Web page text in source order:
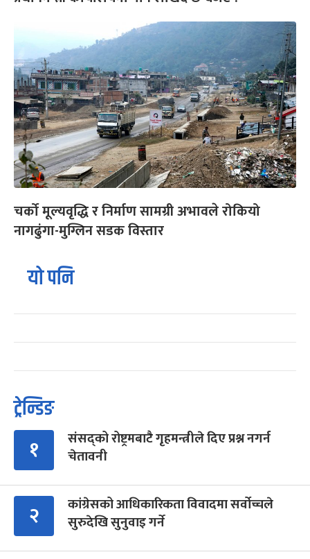
चर्को मूल्यवृद्धि र निर्माण सामग्री अभावले रोकियो
नागढुंगा-मुग्लिन सडक विस्तार
यो पनि
ट्रेन्डिङ
१
संसद्को रोष्ट्रमबाटै गृहमन्त्रीले दिए प्रश्न नगर्न
चेतावनी
२
कांग्रेसको आधिकारिकता विवादमा सर्वोच्चले
सुरुदेखि सुनुवाइ गर्ने